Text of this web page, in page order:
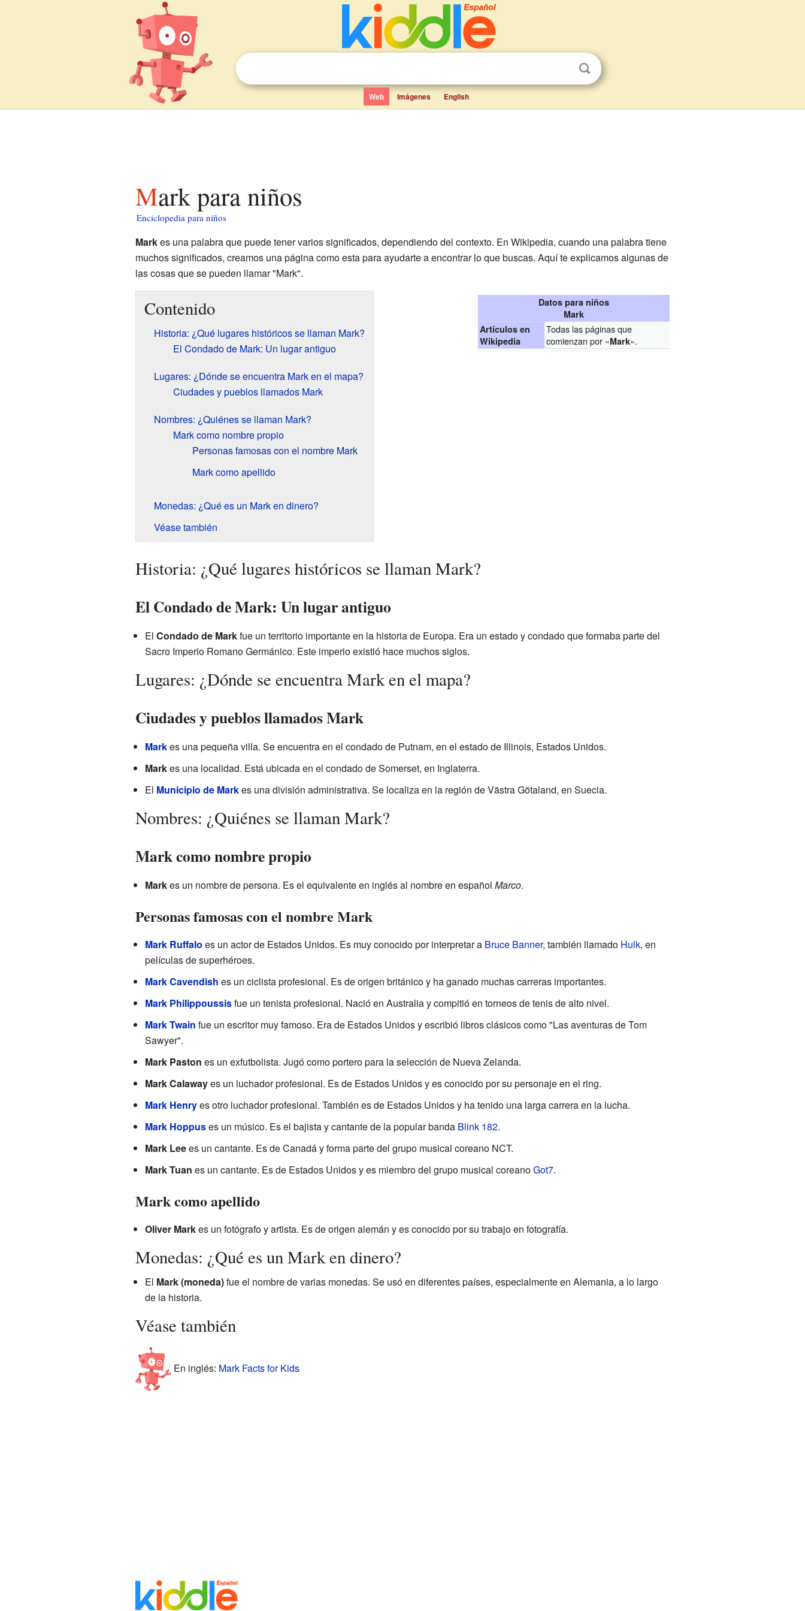
Web Imágenes English
Mark para niños
Enciclopedia para niños
Markes una palabra que puede tener varios significados, dependiendo del contexto. En Wikipedia, cuando una palabra tiene
muchos significados, creamos una página como esta para ayudarte a encontrar lo que buscas. Aquí te explicamos algunas de
las cosas que se pueden llamar "Mark".
Datos para niños
Mark
Artículos en
Wikipedia
Todas las páginas que
comienzan por «Mark».
Contenido
Historia: ¿Qué lugares históricos se llaman Mark?
El Condado de Mark: Un lugar antiguo
Lugares: ¿Dónde se encuentra Mark en el mapa?
Ciudades y pueblos llamados Mark
Nombres: ¿Quiénes se llaman Mark?
Mark como nombre propio
Personas famosas con el nombre Mark
Mark como apellido
Monedas: ¿Qué es un Mark en dinero?
Véase también
Historia: ¿Qué lugares históricos se llaman Mark?
El Condado de Mark: Un lugar antiguo
El Condado de Markfue un territorio importante en la historia de Europa. Era un estado y condado que formaba parte del
Sacro Imperio Romano Germánico. Este imperio existió hace muchos siglos.
Lugares: ¿Dónde se encuentra Mark en el mapa?
Ciudades y pueblos llamados Mark
Markes una pequeña villa. Se encuentra en el condado de Putnam, en el estado de Illinois, Estados Unidos.
Markes una localidad. Está ubicada en el condado de Somerset, en Inglaterra.
El Municipio de Markes una división administrativa. Se localiza en la región de Västra Götaland, en Suecia.
Nombres: ¿Quiénes se llaman Mark?
Mark como nombre propio
Markes un nombre de persona. Es el equivalente en inglés al nombre en español Marco.
Personas famosas con el nombre Mark
Mark Ruffalo es un actor de Estados Unidos. Es muy conocido por interpretar a Bruce Banner, también llamado Hulk, en
películas de superhéroes.
Mark Cavendish es un ciclista profesional. Es de origen británico y ha ganado muchas carreras importantes.
Mark Philippoussisfue un tenista profesional. Nació en Australia y compitió en torneos de tenis de alto nivel.
Mark Twain fue un escritor muy famoso. Era de Estados Unidos y escribió libros clásicos como "Las aventuras de Tom
Sawyer".
Mark Paston es un exfutbolista. Jugó como portero para la selección de Nueva Zelanda.
Mark Calawayes un luchador profesional. Es de Estados Unidos y es conocido por su personaje en el ring.
Mark Henryes otro luchador profesional. También es de Estados Unidos y ha tenido una larga carrera en la lucha.
Mark Hoppuses un músico. Es el bajista y cantante de la popular banda Blink 182.
Mark Leees un cantante. Es de Canadá y forma parte del grupo musical coreano NCT.
Mark Tuan es un cantante. Es de Estados Unidos y es miembro del grupo musical coreanoGot7.
Mark como apellido
Oliver Markes un fotógrafo y artista. Es de origen alemán y es conocido por su trabajo en fotografía.
Monedas: ¿Qué es un Mark en dinero?
El Mark (moneda)fue el nombre de varias monedas. Se usó en diferentes países, especialmente en Alemania, a lo largo
de la historia.
Véase también
En inglés: Mark Facts for Kids